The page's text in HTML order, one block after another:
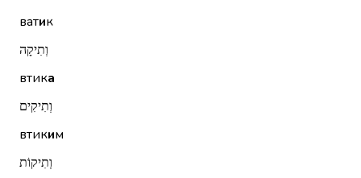
ватик
וְתִיקָה
втика
וְתִיקִים
втиким
וְתִיקוֹת